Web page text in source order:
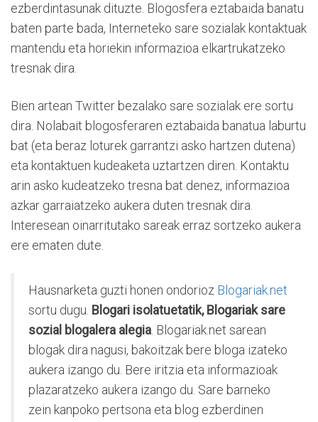
ezberdintasunak dituzte. Blogosfera eztabaida banatu
baten parte bada, Interneteko sare sozialak kontaktuak
mantendu eta horiekin informazioa elkartrukatzeko
tresnak dira.
Bien artean Twitter bezalako sare sozialak ere sortu
dira. Nolabait blogosferaren eztabaida banatua laburtu
bat (eta beraz loturek garrantzi asko hartzen dutena)
eta kontaktuen kudeaketa uztartzen diren. Kontaktu
arin asko kudeatzeko tresna bat denez, informazioa
azkar garraiatzeko aukera duten tresnak dira.
Interesean oinarritutako sareak erraz sortzeko aukera
ere ematen dute.
Hausnarketa guzti honen ondorioz Blogariak.net
sortu dugu. Blogari isolatuetatik, Blogariak sare
sozial blogalera alegia . Blogariak.net sarean
blogak dira nagusi, bakoitzak bere bloga izateko
aukera izango du. Bere iritzia eta informazioak
plazaratzeko aukera izango du. Sare barneko
zein kanpoko pertsona eta blog ezberdinen